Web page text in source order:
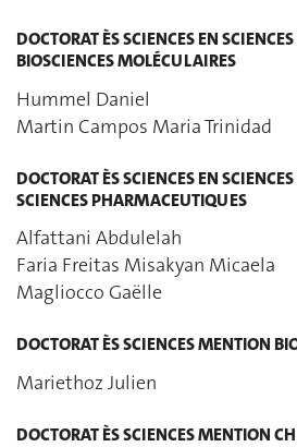
DOCTORAT ÈS SCIENCES EN
BIOSCIENCES MOLÉCULAIRES
Hummel Daniel
Martin Campos Maria Trinidad
DOCTORAT ÈS SCIENCES EN
SCIENCES PHARMACEUTIQUES
Alfattani Abdulelah
Faria Freitas Misakyan Micaela
Magliocco Gaëlle
DOCTORAT ÈS SCIENCES MENTION
Mariethoz Julien
DOCTORAT ÈS SCIENCES MENTION